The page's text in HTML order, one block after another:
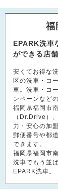
福
EPARK洗車
ができる店
安くてお得な
区の洗車・コ
車。洗車・コ
ンペーンなど
福岡県福岡市
（Dr.Drive）
力・安心の加
郵便番号や都
できます。
福岡県福岡市
洗車でもう並
EPARK洗車。